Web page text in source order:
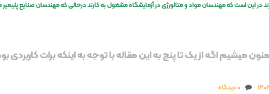
در این است که مهندسان مواد و متالورژی در آزمایشگاه مشغول به کارند درحالی که مهندسان صنایع
میشیم اگه از یک تا پنج به این مقاله با توجه به اینکه برات کاربردی
0 دیدگاه